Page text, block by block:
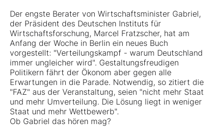
Der engste Berater von Wirtschaftsminister Gabriel,
der Präsident des Deutschen Instituts für
Wirtschaftsforschung, Marcel Fratzscher, hat am
Anfang der Woche in Berlin ein neues Buch
vorgestellt: "Verteilungskampf - warum Deutschland
immer ungleicher wird". Gestaltungsfreudigen
Politikern fährt der Ökonom aber gegen alle
Erwartungen in die Parade. Notwendig, so zitiert die
"FAZ" aus der Veranstaltung, seien "nicht mehr Staat
und mehr Umverteilung. Die Lösung liegt in weniger
Staat und mehr Wettbewerb".
Ob Gabriel das hören mag?